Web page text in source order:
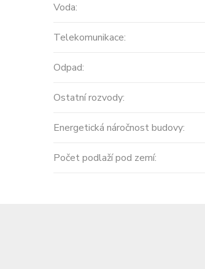
Voda:
Telekomunikace:
Odpad:
Ostatní rozvody:
Energetická náročnost budovy:
Počet podlaží pod zemí: